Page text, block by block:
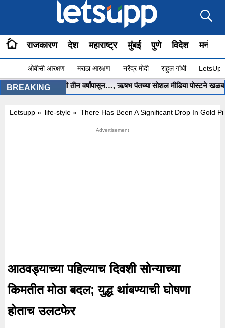
राजकारण देश महाराष्ट्र मुंबई पुणे विदेश
ओबीसी आरक्षण मराठा आरक्षण नरेंद्र मोदी राहुल गांधी
BREAKING
मला मदत करा, मी तीन वर्षांपासून…, ऋषभ पंतच्या सोशल मीडिया पोस्टने खळबळ •
Letsupp » life-style » There Has Been A Significant Drop In Gold
आठवड्याच्या पहिल्याच दिवशी सोन्याच्या
किमतीत मोठा बदल; युद्ध थांबण्याची घोषणा
होताच उलटफेर